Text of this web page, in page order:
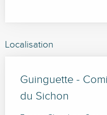
Localisation
Guinguette -
du Sichon